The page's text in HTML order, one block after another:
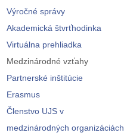
Výročné správy
Akademická štvrťhodinka
Virtuálna prehliadka
Medzinárodné vzťahy
Partnerské inštitúcie
Erasmus
Členstvo UJS v
medzinárodných organizáciách